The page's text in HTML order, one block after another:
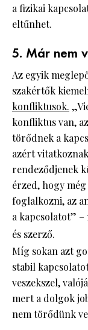
a fizikai
eltűnhet.
5. Már nem
Az egyik
szakértők
konfliktusok.
konfliktus van,
törődnek a
azért
rendeződjenek
érzed, hogy
foglalkozni, az
a kapcsolatot”
és szerző.
Míg sokan azt
stabil
veszekszel,
mert a dolgok
nem törődünk